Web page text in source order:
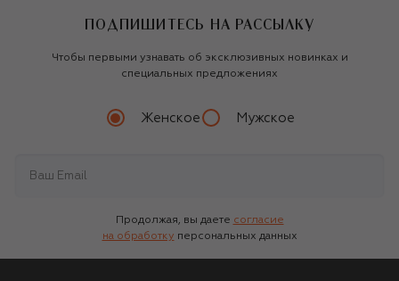
ПОДПИШИТЕСЬ НА РАССЫЛКУ
Чтобы первыми узнавать об эксклюзивных новинках и
специальных предложениях
Женское Мужское
Продолжая, вы даете согласие
на обработку персональных данных